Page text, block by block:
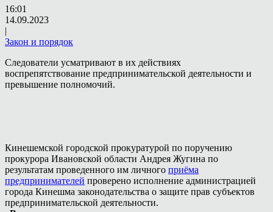
16:01
14.09.2023
|
Закон и порядок
Следователи усматривают в их действиях
воспрепятствование предпринимательской деятельности и
превышение полномочий.
Кинешемской городской прокуратурой по поручению
прокурора Ивановской области Андрея Жугина по
результатам проведенного им личного приёма
предпринимателей проверено исполнение администрацией
города Кинешма законодательства о защите прав субъектов
предпринимательской деятельности.